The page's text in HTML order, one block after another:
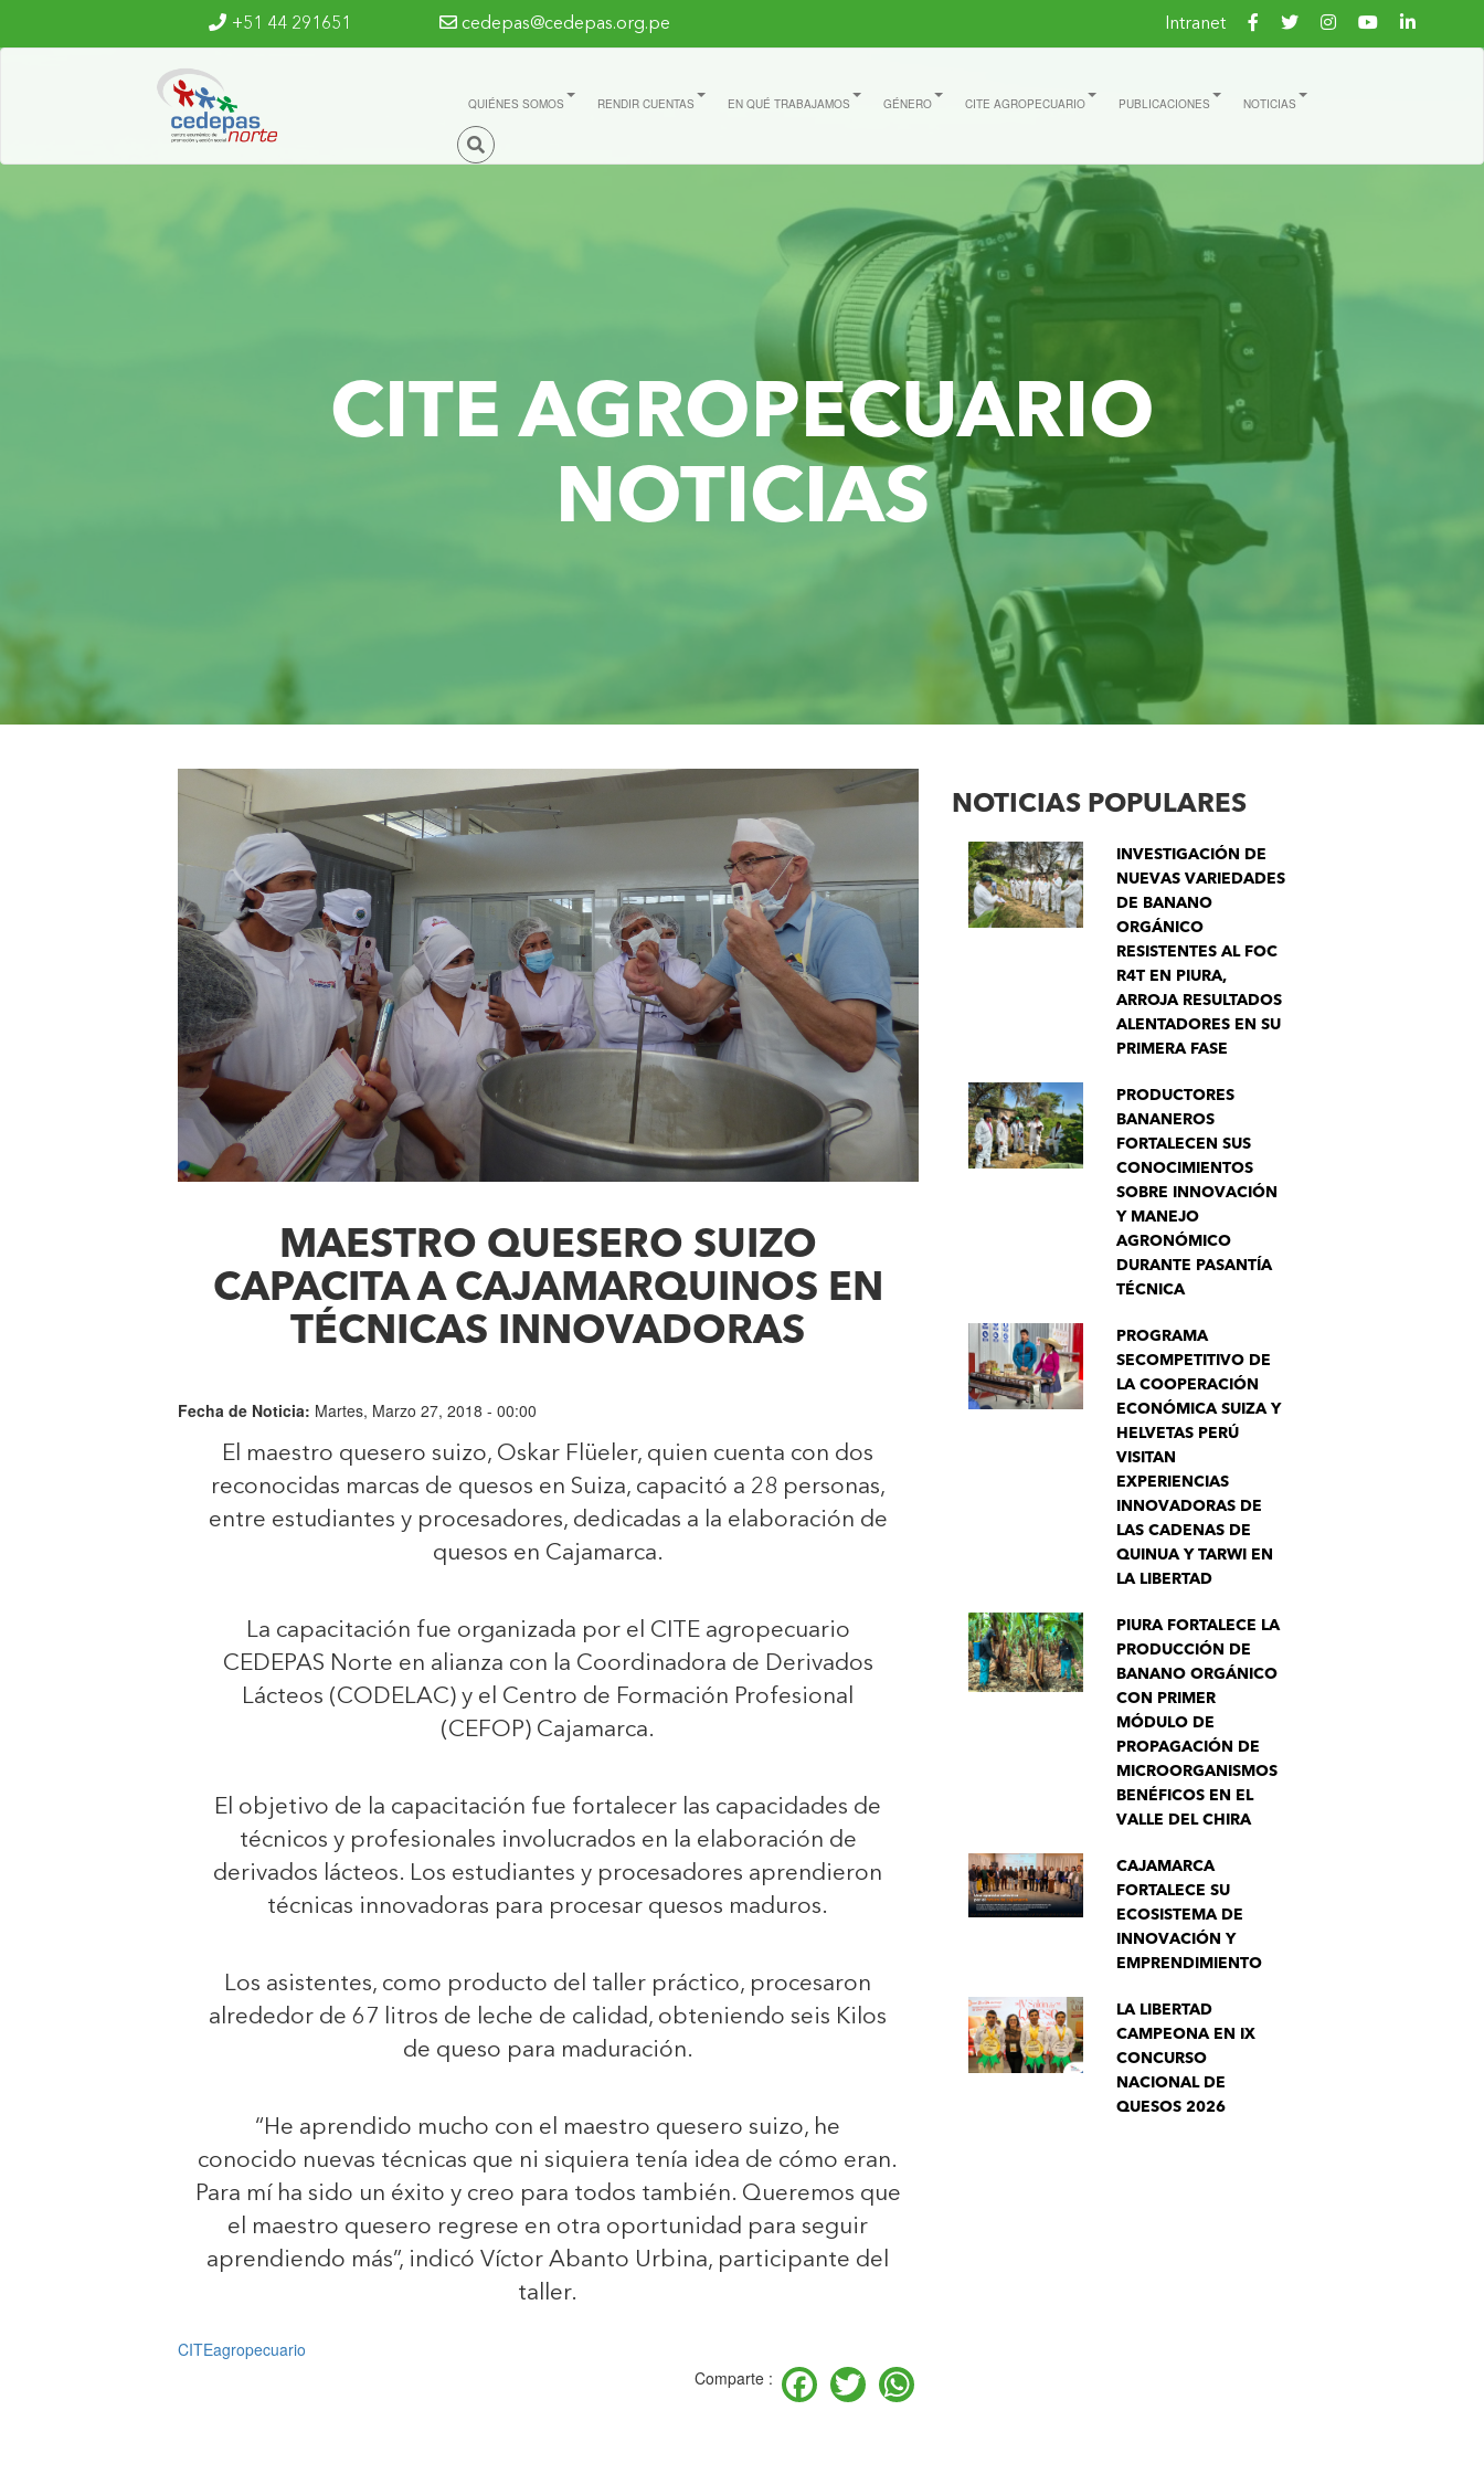
+51 44 291651 cedepas@cedepas.org.pe Intranet
QUIÉNES SOMOS RENDIR CUENTAS EN QUÉ TRABAJAMOS GÉNERO CITE AGROPECUARIO PUBLICACIONES NOTICIAS
CITE AGROPECUARIO
NOTICIAS
MAESTRO QUESERO SUIZO
CAPACITA A CAJAMARQUINOS EN
TÉCNICAS INNOVADORAS
Fecha de Noticia: Martes, Marzo 27, 2018 - 00:00
El maestro quesero suizo, Oskar Flüeler, quien cuenta con dos
reconocidas marcas de quesos en Suiza, capacitó a 28 personas,
entre estudiantes y procesadores, dedicadas a la elaboración de
quesos en Cajamarca.
La capacitación fue organizada por el CITE agropecuario
CEDEPAS Norte en alianza con la Coordinadora de Derivados
Lácteos (CODELAC) y el Centro de Formación Profesional
(CEFOP) Cajamarca.
El objetivo de la capacitación fue fortalecer las capacidades de
técnicos y profesionales involucrados en la elaboración de
derivados lácteos. Los estudiantes y procesadores aprendieron
técnicas innovadoras para procesar quesos maduros.
Los asistentes, como producto del taller práctico, procesaron
alrededor de 67 litros de leche de calidad, obteniendo seis Kilos
de queso para maduración.
“He aprendido mucho con el maestro quesero suizo, he
conocido nuevas técnicas que ni siquiera tenía idea de cómo eran.
Para mí ha sido un éxito y creo para todos también. Queremos que
el maestro quesero regrese en otra oportunidad para seguir
aprendiendo más”, indicó Víctor Abanto Urbina, participante del
taller.
CITEagropecuario
Comparte :
Facebook
Twitter
NOTICIAS POPULARES
INVESTIGACIÓN DE
NUEVAS VARIEDADES
DE BANANO
ORGÁNICO
RESISTENTES AL FOC
R4T EN PIURA,
ARROJA RESULTADOS
ALENTADORES EN SU
PRIMERA FASE
PRODUCTORES
BANANEROS
FORTALECEN SUS
CONOCIMIENTOS
SOBRE INNOVACIÓN
Y MANEJO
AGRONÓMICO
DURANTE PASANTÍA
TÉCNICA
PROGRAMA
SECOMPETITIVO DE
LA COOPERACIÓN
ECONÓMICA SUIZA Y
HELVETAS PERÚ
VISITAN
EXPERIENCIAS
INNOVADORAS DE
LAS CADENAS DE
QUINUA Y TARWI EN
LA LIBERTAD
PIURA FORTALECE LA
PRODUCCIÓN DE
BANANO ORGÁNICO
CON PRIMER
MÓDULO DE
PROPAGACIÓN DE
MICROORGANISMOS
BENÉFICOS EN EL
VALLE DEL CHIRA
CAJAMARCA
FORTALECE SU
ECOSISTEMA DE
INNOVACIÓN Y
EMPRENDIMIENTO
LA LIBERTAD
CAMPEONA EN IX
CONCURSO
NACIONAL DE
QUESOS 2026